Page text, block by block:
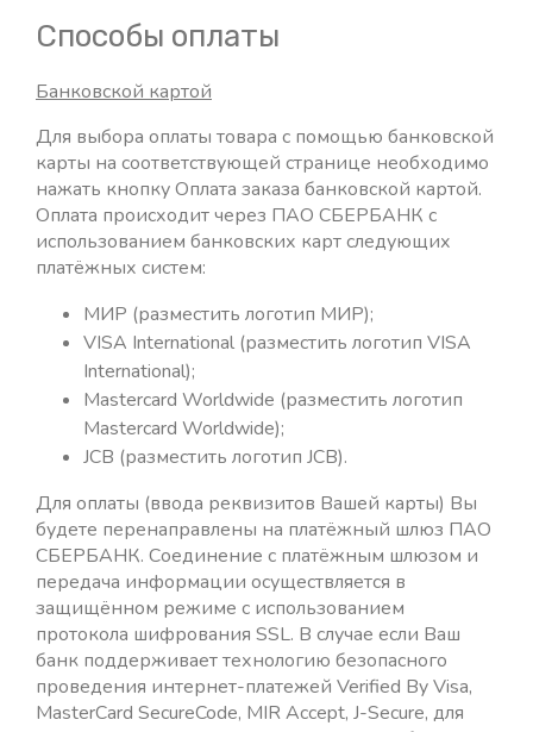
Способы оплаты
Банковской картой
Для выбора оплаты товара с помощью банковской
карты на соответствующей странице необходимо
нажать кнопку Оплата заказа банковской картой.
Оплата происходит через ПАО СБЕРБАНК с
использованием банковских карт следующих
платёжных систем:
МИР (разместить логотип МИР);
VISA International (разместить логотип VISA
International);
Mastercard Worldwide (разместить логотип
Mastercard Worldwide);
JCB (разместить логотип JCB).
Для оплаты (ввода реквизитов Вашей карты) Вы
будете перенаправлены на платёжный шлюз ПАО
СБЕРБАНК. Соединение с платёжным шлюзом и
передача информации осуществляется в
защищённом режиме с использованием
протокола шифрования SSL. В случае если Ваш
банк поддерживает технологию безопасного
проведения интернет-платежей Verified By Visa,
MasterCard SecureCode, MIR Accept, J-Secure, для